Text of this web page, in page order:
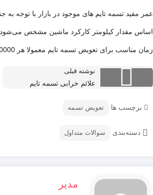
اساس مقدار کیلومتر کارکرد ماشین مشخص می‌شود.
زمان مناسب برای تعویض تسمه تایم معمولا هر 60000 کیلومتر می‌باشد.
نوشته قبلی
علائم خرابی تسمه تایم
برچسب ها تعویض تسمه
دسته‌بندی سوالات متداول
مدیر